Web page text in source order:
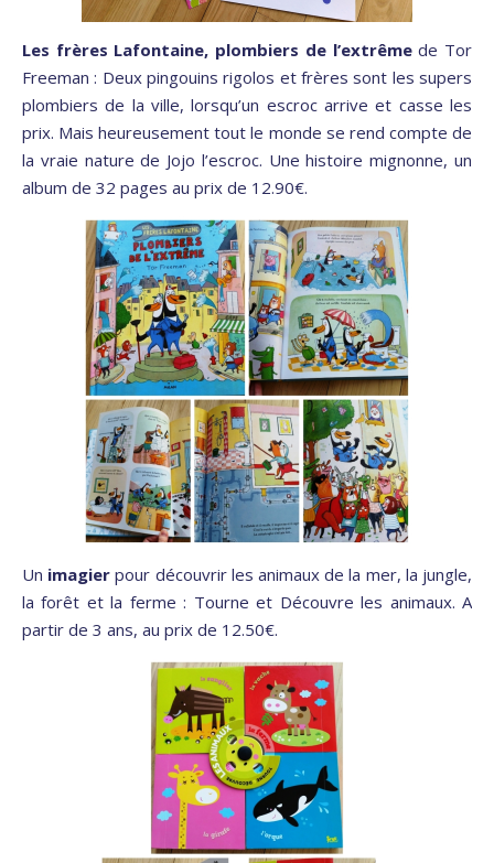
Les frères Lafontaine, plombiers de l’extrêmede Tor
Freeman : Deux pingouins rigolos et frères sont les supers
plombiers de la ville, lorsqu’un escroc arrive et casse les
prix. Mais heureusement tout le monde se rend compte de
la vraie nature de Jojo l’escroc. Une histoire mignonne, un
album de 32 pages au prix de 12.90€.
Un imagier pour découvrir les animaux de la mer, la jungle,
la forêt et la ferme : Tourne et Découvre les animaux. A
partir de 3 ans, au prix de 12.50€.